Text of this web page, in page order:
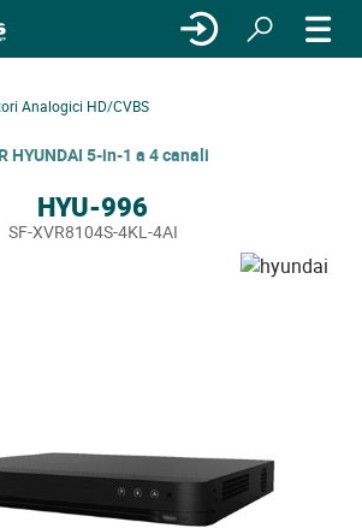
Analogici HD/CVBS
HYUNDAI 5-in-1 a 4 canali
HYU-996
SF-XVR8104S-4KL-4AI